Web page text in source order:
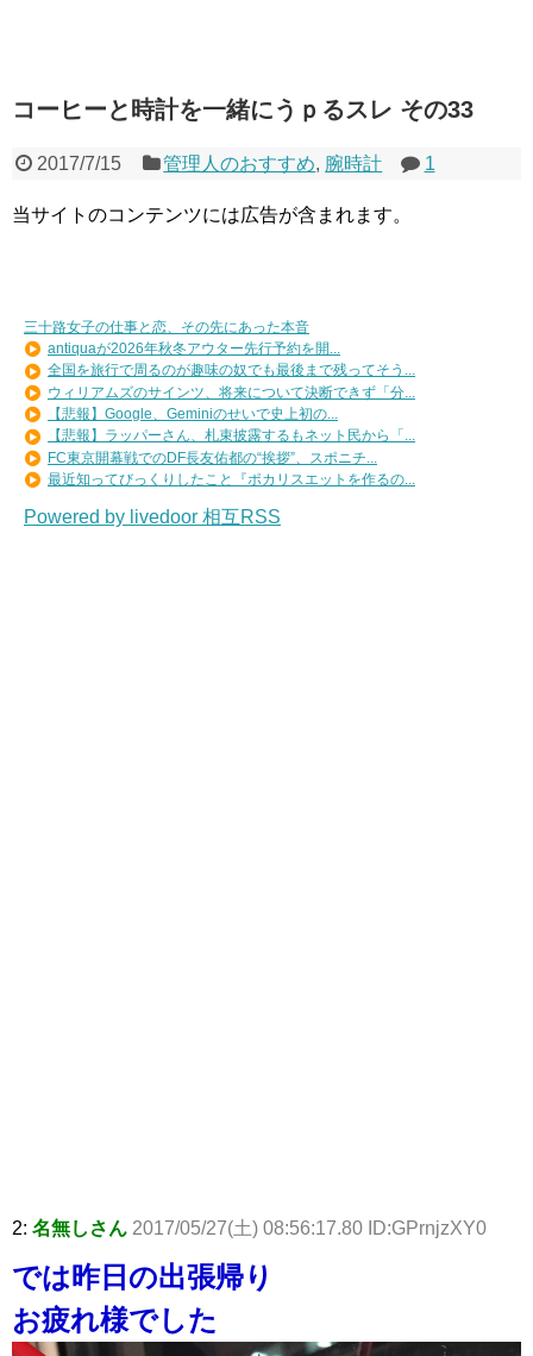
コーヒーと時計を一緒にうｐるスレ その33
2017/7/15 管理人のおすすめ, 腕時計 1
当サイトのコンテンツには広告が含まれます。
三十路女子の仕事と恋、その先にあった本音
antiquaが2026年秋冬アウター先行予約を開...
全国を旅行で周るのが趣味の奴でも最後まで残ってそう...
ウィリアムズのサインツ、将来について決断できず「分...
【悲報】Google、Geminiのせいで史上初の...
【悲報】ラッパーさん、札束披露するもネット民から「...
FC東京開幕戦でのDF長友佑都の“挨拶”、スポニチ...
最近知ってびっくりしたこと『ポカリスエットを作るの...
Powered by livedoor 相互RSS
2: 名無しさん 2017/05/27(土) 08:56:17.80 ID:GPrnjzXY0
では昨日の出張帰り
お疲れ様でした